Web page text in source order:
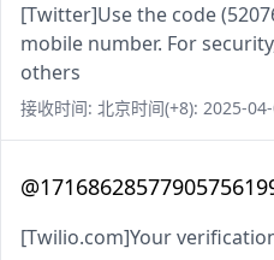
[Twitter]Use the code
mobile number. For
others
接收时间: 北京时间(+8): 2025-
[Twilio.com]Your